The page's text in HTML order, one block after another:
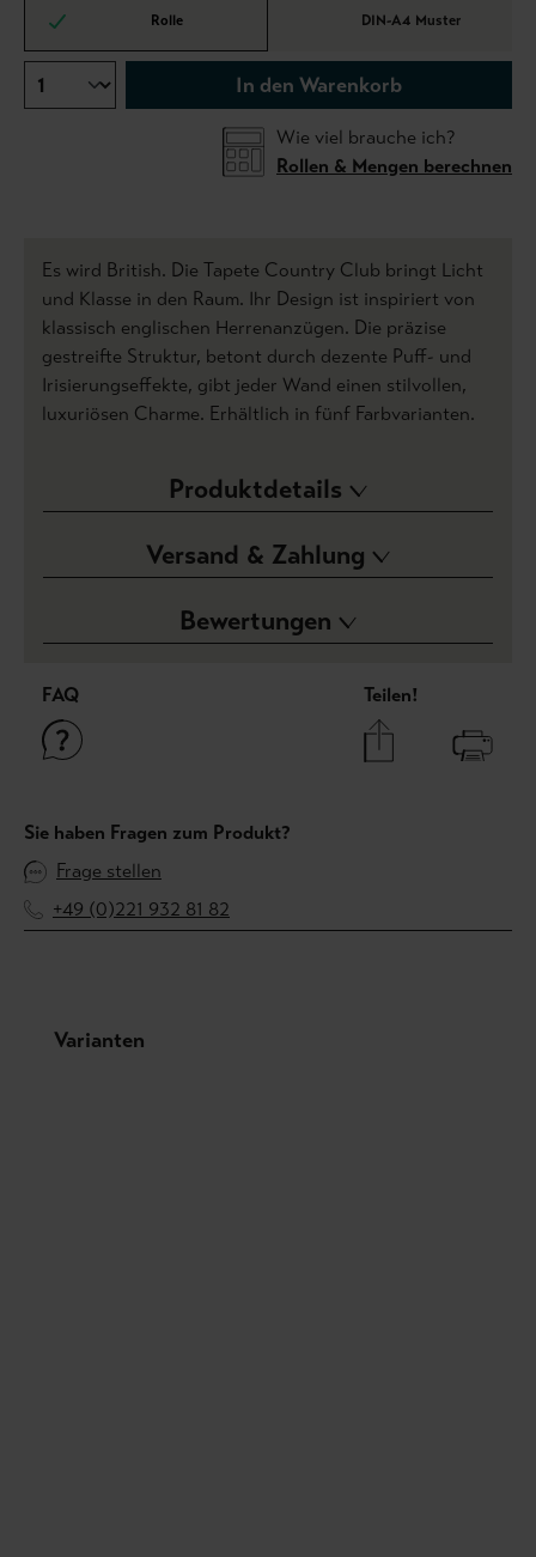
Rolle DIN-A4 Muster
In den Warenkorb
Wie viel brauche ich?
Rollen & Mengen berechnen
Es wird British. Die Tapete Country Club bringt Licht
und Klasse in den Raum. Ihr Design ist inspiriert von
klassisch englischen Herrenanzügen. Die präzise
gestreifte Struktur, betont durch dezente Puff- und
Irisierungseffekte, gibt jeder Wand einen stilvollen,
luxuriösen Charme. Erhältlich in fünf Farbvarianten.
Produktdetails
Versand & Zahlung
Bewertungen
FAQ Teilen!
Sie haben Fragen zum Produkt?
Frage stellen
+49 (0)221 932 81 82
Produktgalerie überspringen
Varianten